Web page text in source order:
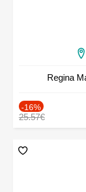
Regina
-16%
25.57€